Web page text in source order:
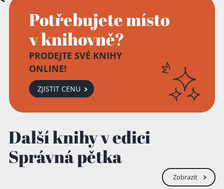
Potřebujete místo
v knihovně?
PRODEJTE SVÉ KNIHY
ONLINE!
ZJISTIT CENU
Další knihy v edici
Správná pětka
Zobrazit
Přidáno do košíku!